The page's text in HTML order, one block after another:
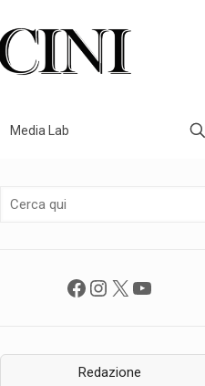
Media Lab
Facebook
Instagram
X YouTube
Redazione